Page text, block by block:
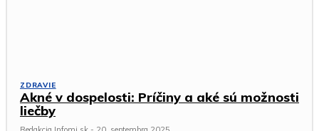
ZDRAVIE
Akné v dospelosti: Príčiny a aké sú možnosti
liečby